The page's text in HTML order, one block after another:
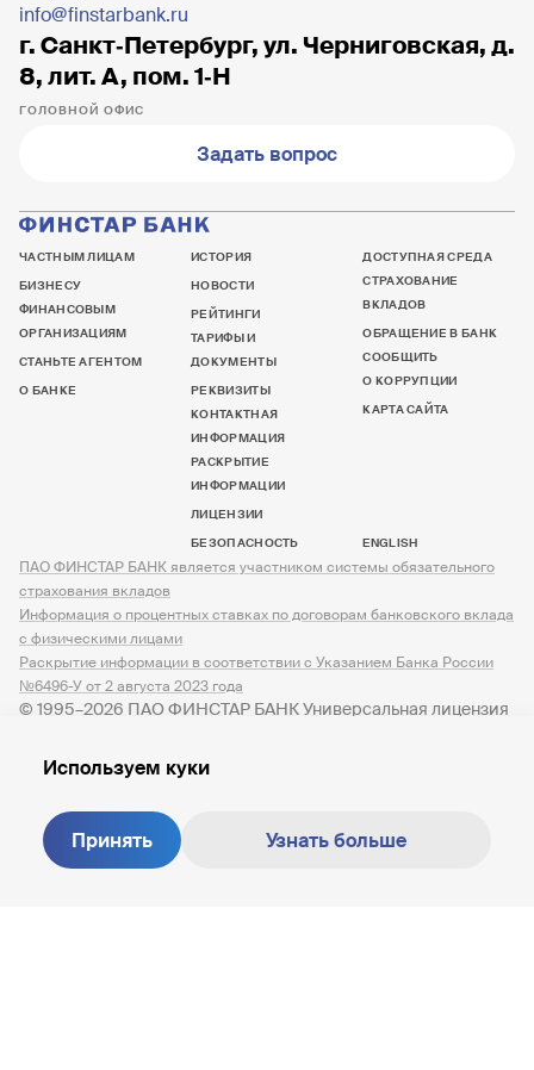
info@finstarbank.ru
г. Санкт‐Петербург, ул. Черниговская, д.
8, лит. А, пом. 1‐Н
ГОЛОВНОЙ ОФИС
Задать вопрос
ЧАСТНЫМ ЛИЦАМ
БИЗНЕСУ
ФИНАНСОВЫМ
ОРГАНИЗАЦИЯМ
СТАНЬТЕ АГЕНТОМ
О БАНКЕ
ИСТОРИЯ
НОВОСТИ
РЕЙТИНГИ
ТАРИФЫ И
ДОКУМЕНТЫ
РЕКВИЗИТЫ
КОНТАКТНАЯ
ИНФОРМАЦИЯ
РАСКРЫТИЕ
ИНФОРМАЦИИ
ЛИЦЕНЗИИ
БЕЗОПАСНОСТЬ
ДОСТУПНАЯ СРЕДА
СТРАХОВАНИЕ
ВКЛАДОВ
ОБРАЩЕНИЕ В БАНК
СООБЩИТЬ
О КОРРУПЦИИ
КАРТА САЙТА
ENGLISH
© 1995–2026 ПАО ФИНСТАР БАНК Универсальная лицензия
ПАО ФИНСТАР БАНК является участником системы обязательного
страхования вкладов
Информация о процентных ставках по договорам банковского вклада
с физическими лицами
Раскрытие информации в соответствии с Указанием Банка России
№6496-У от 2 августа 2023 года
Создание сайта — M18
Используем куки
Принять Узнать больше